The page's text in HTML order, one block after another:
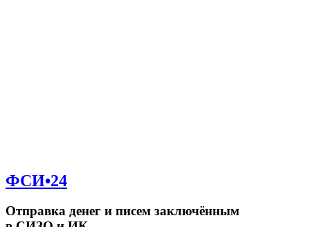
ФСИ•24
Отправка денег и писем заключённым